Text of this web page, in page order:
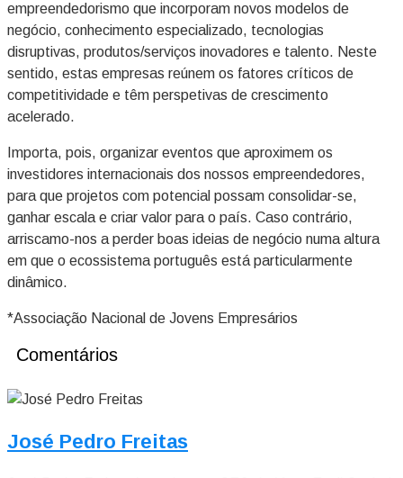
empreendedorismo que incorporam novos modelos de
negócio, conhecimento especializado, tecnologias
disruptivas, produtos/serviços inovadores e talento. Neste
sentido, estas empresas reúnem os fatores críticos de
competitividade e têm perspetivas de crescimento
acelerado.
Importa, pois, organizar eventos que aproximem os
investidores internacionais dos nossos empreendedores,
para que projetos com potencial possam consolidar-se,
ganhar escala e criar valor para o país. Caso contrário,
arriscamo-nos a perder boas ideias de negócio numa altura
em que o ecossistema português está particularmente
dinâmico.
*Associação Nacional de Jovens Empresários
Comentários
José Pedro Freitas